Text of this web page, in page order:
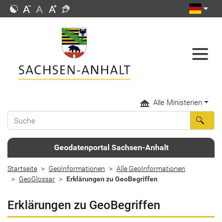
Alle Ministerien
Geodatenportal Sachsen-Anhalt
Startseite GeoInformationen
Alle GeoInformationen
GeoGlossar
Erklärungen zu GeoBegriffen
Erklärungen zu GeoBegriffen